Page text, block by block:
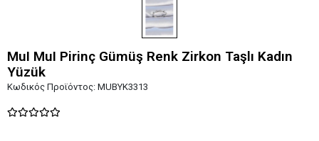
MuI MuI Pirinç Gümüş Renk Zirkon Taşlı Kadın
Yüzük
Κωδικός Προϊόντος: MUBYK3313